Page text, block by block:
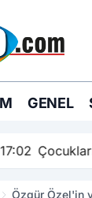
GENEL
17:02
Özgür Özel'in